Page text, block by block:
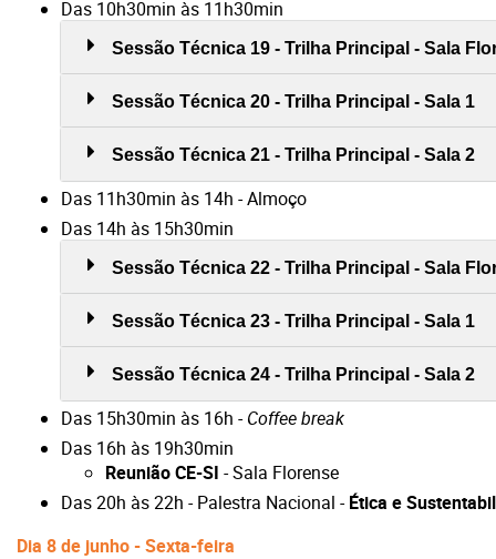
Das 10h30min às 11h30min
Sessão Técnica 19 - Trilha Principal - Sala
Sessão Técnica 20 - Trilha Principal - Sala 1
Sessão Técnica 21 - Trilha Principal - Sala 2
Das 11h30min às 14h - Almoço
Das 14h às 15h30min
Sessão Técnica 22 - Trilha Principal - Sala
Sessão Técnica 23 - Trilha Principal - Sala 1
Sessão Técnica 24 - Trilha Principal - Sala 2
Das 15h30min às 16h -Coffee break
Das 16h às 19h30min
Reunião CE-SI - Sala Florense
Das 20h às 22h - Palestra Nacional -Ética e
Dia 8 de junho - Sexta-feira